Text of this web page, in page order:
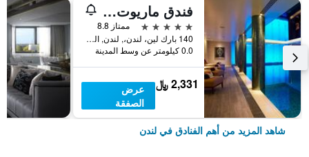
فندق ماريوت لندن بارك لاين
5 نجوم
ممتاز 8.8
140 بارك لين، لندن،, لندن, المملكة المتحدة
0.0 كيلومتر عن وسط المدينة
2,331 ﷼
عرض
الصفقة
شاهد المزيد من أهم الفنادق في لندن